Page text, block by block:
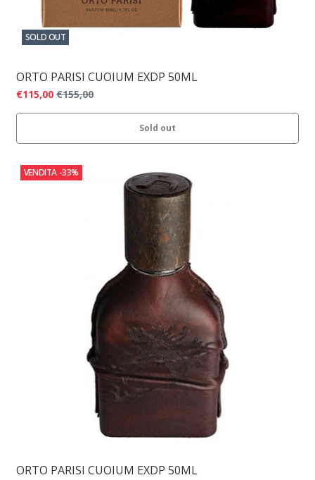
SOLD OUT
ORTO PARISI CUOIUM EXDP 50ML
€115,00 €155,00
Sold out
VENDITA -33%
ORTO PARISI CUOIUM EXDP 50ML